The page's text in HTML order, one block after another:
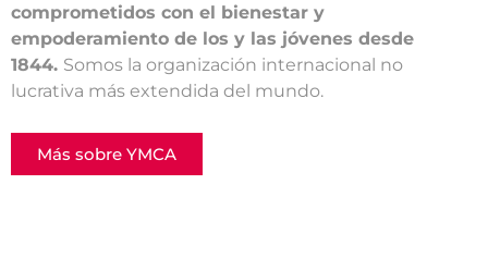
comprometidos con el bienestar y
empoderamiento de los y las jóvenes desde
1844. Somos la organización internacional no
lucrativa más extendida del mundo.
Más sobre YMCA